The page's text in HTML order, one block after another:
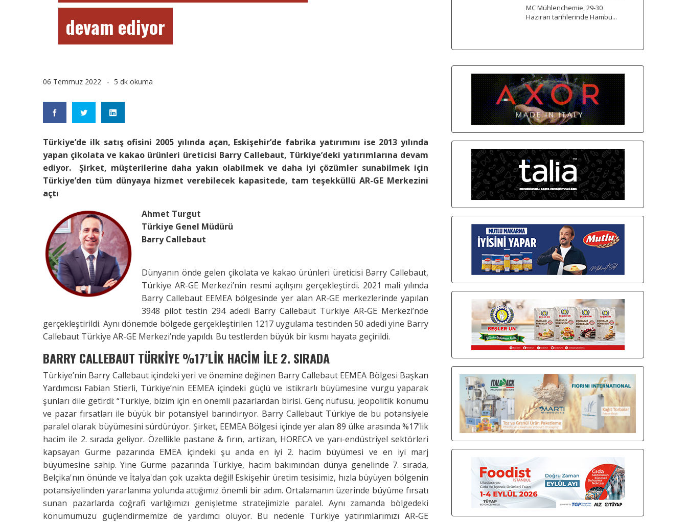
devam ediyor
06 Temmuz 2022 5 dk okuma
Türkiye’de ilk satış ofisini 2005 yılında açan, Eskişehir’de fabrika yatırımını ise 2013 yılında
yapan çikolata ve kakao ürünleri üreticisi Barry Callebaut, Türkiye’deki yatırımlarına devam
ediyor. Şirket, müşterilerine daha yakın olabilmek ve daha iyi çözümler sunabilmek için
Türkiye’den tüm dünyaya hizmet verebilecek kapasitede, tam teşekküllü AR-GE Merkezini
açtı
Ahmet Turgut
Türkiye Genel Müdürü
Barry Callebaut
Dünyanın önde gelen çikolata ve kakao ürünleri üreticisi Barry Callebaut,
Türkiye AR-GE Merkezi’nin resmi açılışını gerçekleştirdi. 2021 mali yılında
Barry Callebaut EEMEA bölgesinde yer alan AR-GE merkezlerinde yapılan
3948 pilot testin 294 adedi Barry Callebaut Türkiye AR-GE Merkezi’nde
gerçekleştirildi. Aynı dönemde bölgede gerçekleştirilen 1217 uygulama testinden 50 adedi yine Barry
Callebaut Türkiye AR-GE Merkezi’nde yapıldı. Bu testlerden büyük bir kısmı hayata geçirildi.
BARRY CALLEBAUT TÜRKİYE %17’LİK HACİM İLE 2. SIRADA
Türkiye’nin Barry Callebaut içindeki yeri ve önemine değinen Barry Callebaut EEMEA Bölgesi Başkan
Yardımcısı Fabian Stierli, Türkiye’nin EEMEA içindeki güçlü ve istikrarlı büyümesine vurgu yaparak
şunları dile getirdi: “Türkiye, bizim için en önemli pazarlardan birisi. Genç nüfusu, jeopolitik konumu
ve pazar fırsatları ile büyük bir potansiyel barındırıyor. Barry Callebaut Türkiye de bu potansiyele
paralel olarak büyümesini sürdürüyor. Şirket, EEMEA Bölgesi içinde yer alan 89 ülke arasında %17’lik
hacim ile 2. sırada geliyor. Özellikle pastane & fırın, artizan, HORECA ve yarı-endüstriyel sektörleri
kapsayan Gurme pazarında EMEA içindeki şu anda en iyi 2. hacim büyümesi ve en iyi marj
büyümesine sahip. Yine Gurme pazarında Türkiye, hacim bakımından dünya genelinde 7. sırada,
Belçika'nın önünde ve İtalya'dan çok uzakta değil! Eskişehir üretim tesisimiz, hızla büyüyen bölgenin
potansiyelinden yararlanma yolunda attığımız önemli bir adım. Ortalamanın üzerinde büyüme fırsatı
sunan pazarlarda coğrafi varlığımızı genişletme stratejimizle paralel. Aynı zamanda bölgedeki
konumumuzu güçlendirmemize de yardımcı oluyor. Bu nedenle Türkiye yatırımlarımızı AR-GE
MC Mühlenchemie, 29-30
Haziran tarihlerinde Hambu...